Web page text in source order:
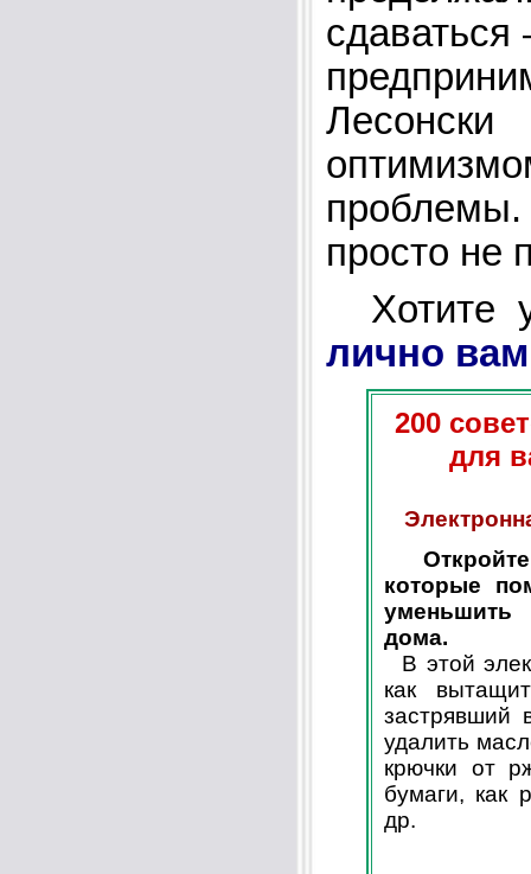
проблемы.
просто не
Хотите
лично
200
для
которые
уменьшить
дома.
В этой
как
застрявший
удалить
крючки от
бумаги, как
др.